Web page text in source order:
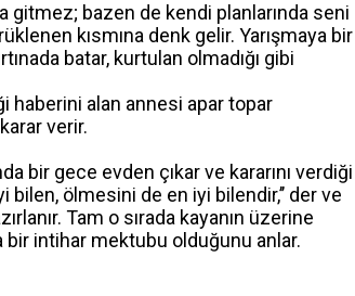
gitmez; bazen de kendi planlarında seni
kısmına denk gelir. Yarışmaya bir
batar, kurtulan olmadığı gibi
haberini alan annesi apar topar
verir.
bir gece evden çıkar ve kararını verdiği
bilen, ölmesini de en iyi bilendir,’’ der ve
Tam o sırada kayanın üzerine
bir intihar mektubu olduğunu anlar.